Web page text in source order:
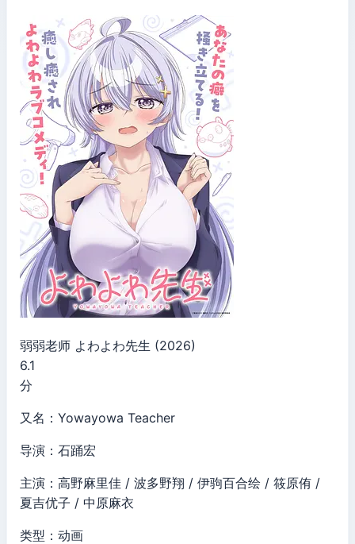
弱弱老师 よわよわ先生 (2026)
6.1
分
又名：Yowayowa Teacher
导演：石踊宏
主演：高野麻里佳 / 波多野翔 / 伊驹百合绘 / 筱原侑 /
夏吉优子 / 中原麻衣
类型：动画